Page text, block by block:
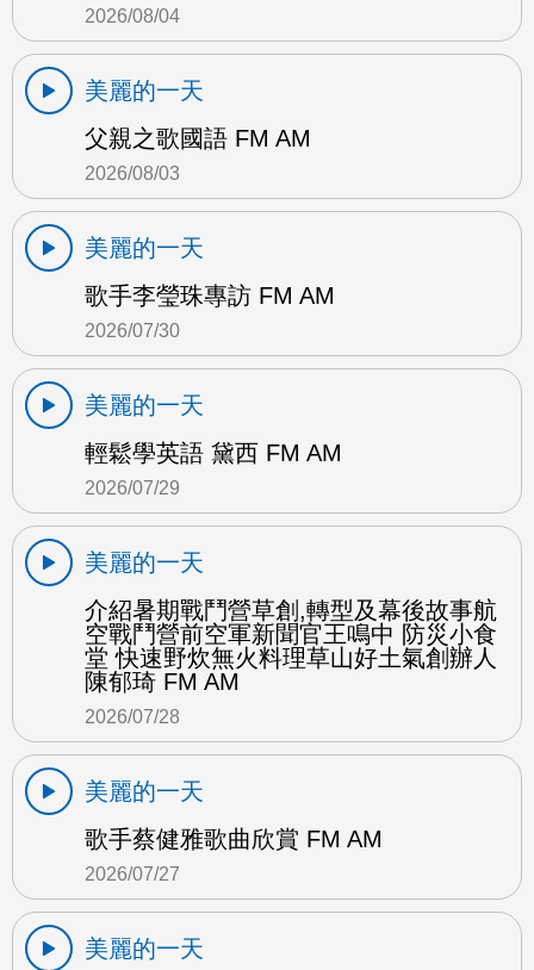
2026/08/04
美麗的一天
父親之歌國語 FM AM
2026/08/03
美麗的一天
歌手李瑩珠專訪 FM AM
2026/07/30
美麗的一天
輕鬆學英語 黛西 FM AM
2026/07/29
美麗的一天
介紹暑期戰鬥營草創,轉型及幕後故事航
空戰鬥營前空軍新聞官王鳴中 防災小食
堂 快速野炊無火料理草山好土氣創辦人
陳郁琦 FM AM
2026/07/28
美麗的一天
歌手蔡健雅歌曲欣賞 FM AM
2026/07/27
美麗的一天